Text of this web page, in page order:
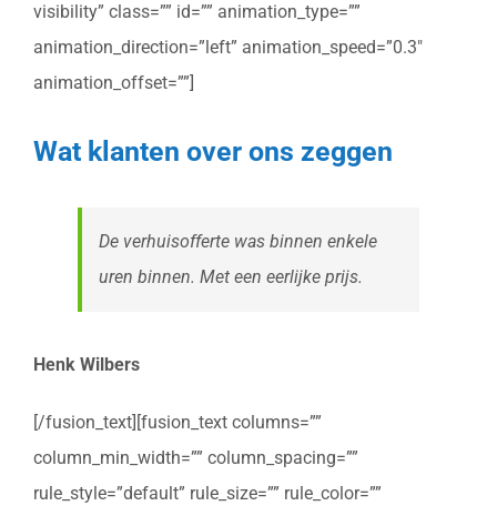
visibility” class=”” id=”” animation_type=””
animation_direction=”left” animation_speed=”0.3″
animation_offset=””]
Wat klanten over ons zeggen
De verhuisofferte was binnen enkele
uren binnen. Met een eerlijke prijs.
Henk Wilbers
[/fusion_text][fusion_text columns=””
column_min_width=”” column_spacing=””
rule_style=”default” rule_size=”” rule_color=””